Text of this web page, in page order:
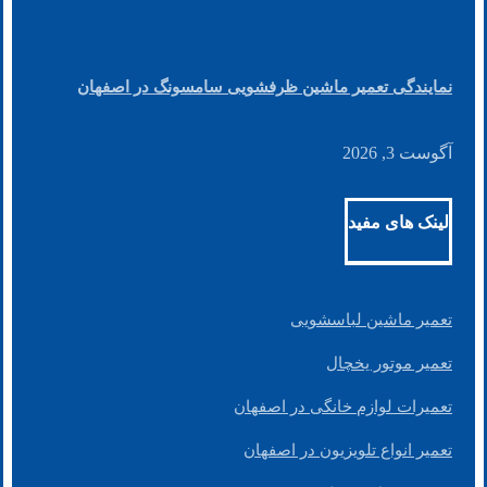
نمایندگی تعمیر ماشین ظرفشویی سامسونگ در اصفهان
آگوست 3, 2026
لینک های مفید
تعمیر ماشین لباسشویی
تعمیر موتور یخچال
تعمیرات لوازم خانگی در اصفهان
تعمیر انواع تلویزیون در اصفهان